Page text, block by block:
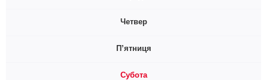
Четвер
П’ятниця
Субота